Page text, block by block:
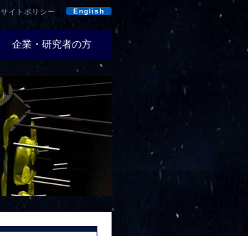
サイトポリシー English
企業・研究者の方